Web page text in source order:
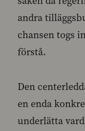
andra
chansen togs
förstå.
Den
en enda
underlätta